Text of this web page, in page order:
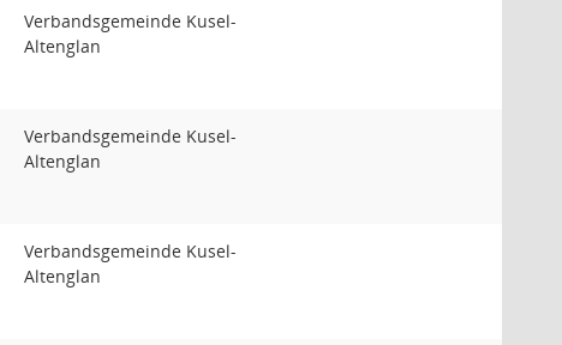
Verbandsgemeinde Kusel-
Altenglan
Verbandsgemeinde Kusel-
Altenglan
Verbandsgemeinde Kusel-
Altenglan